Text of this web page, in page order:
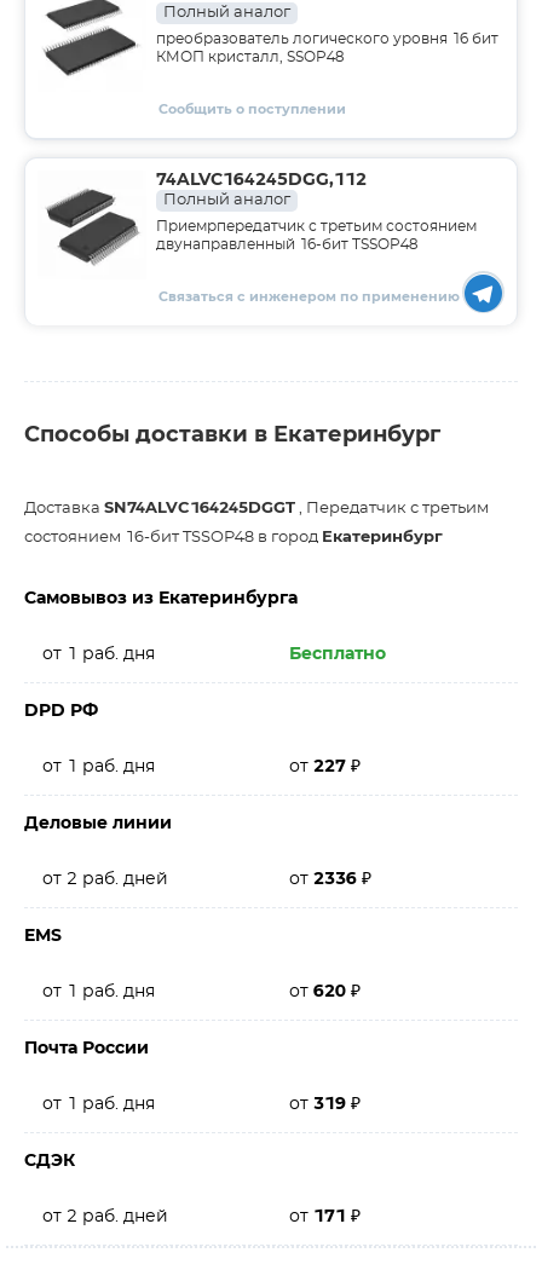
Полный аналог
преобразователь логического уровня 16 бит
КМОП кристалл, SSOP48
Сообщить о поступлении
74ALVC164245DGG,112
Полный аналог
Приемрпередатчик с третьим состоянием
двунаправленный 16-бит TSSOP48
Связаться с инженером по применению
Способы доставки в Екатеринбург
Доставка SN74ALVC164245DGGT , Передатчик с третьим
состоянием 16-бит TSSOP48 в город Екатеринбург
Самовывоз из Екатеринбурга
от 1 раб. дня Бесплатно
DPD РФ
от 1 раб. дня от 227 ₽
Деловые линии
от 2 раб. дней от 2336 ₽
EMS
от 1 раб. дня от 620 ₽
Почта России
от 1 раб. дня от 319 ₽
СДЭК
от 2 раб. дней от 171 ₽